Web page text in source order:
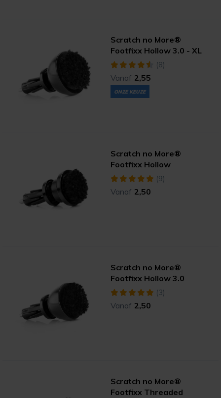
Scratch no More®
Footfixx Hollow 3.0 - XL
(8)
Vanaf 2,55
ONZE KEUZE
Scratch no More®
Footfixx Hollow
(9)
Vanaf 2,50
Scratch no More®
Footfixx Hollow 3.0
(3)
Vanaf 2,50
Scratch no More®
Footfixx Threaded